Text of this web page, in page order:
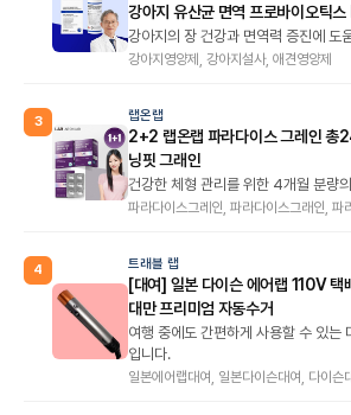
강아지 유산균 면역 프로바이오틱
강아지의 장 건강과 면역력 증진에 도
강아지영양제, 강아지설사, 애견영양제
3 랩온랩
2+2 랩온랩 파라다이스 그레인 총
닝핏 그래인
건강한 체형 관리를 위한 4개월 분량
파라다이스그레인, 파라다이스그래인, 파
4 트래블 랩
[대여] 일본 다이슨 에어랩 110V 택
대만 프리미엄 자동수거
여행 중에도 간편하게 사용할 수 있는
입니다.
일본에어랩대여, 일본다이슨대여, 다이슨